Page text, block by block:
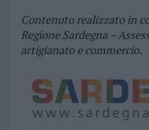
Contenuto realizzato in
Regione Sardegna –
artigianato e commercio.